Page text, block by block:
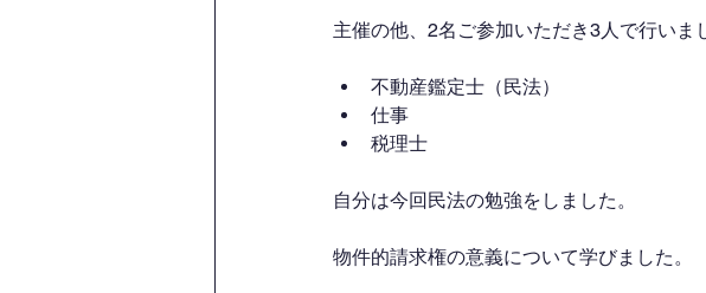
主催の他、2名ご参加いただき3人で行いま
不動産鑑定士（民法）
仕事
税理士
自分は今回民法の勉強をしました。
物件的請求権の意義について学びました。